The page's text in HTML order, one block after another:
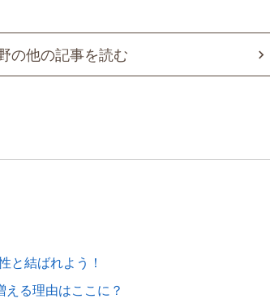
の他の記事を読む
と結ばれよう！
る理由はここに？